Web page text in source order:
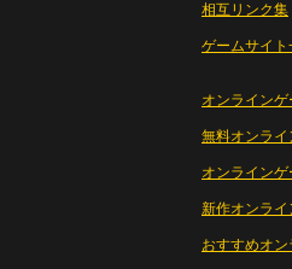
相互リンク集
ゲームサイト
オンラインゲ
無料オンライ
オンライン
新作オンライ
おすすめオ